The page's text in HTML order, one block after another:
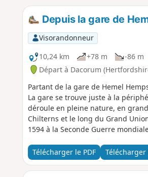
Depuis la gare de
Visorandonneur
10,24 km
+78 m -86 m
Départ à Dacorum
Partant de la gare de Hemel
La gare se trouve juste à la
déroule en pleine nature, en
Chilterns et le long du Grand
1594 à la Seconde Guerre
Télécharger le PDF
Télécharger